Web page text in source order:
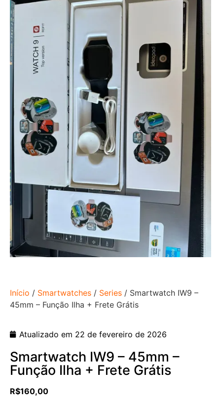
Início / Smartwatches / Series / Smartwatch IW9 –
45mm – Função Ilha + Frete Grátis
Atualizado em 22 de fevereiro de 2026
Smartwatch IW9 – 45mm –
Função Ilha + Frete Grátis
R$160,00